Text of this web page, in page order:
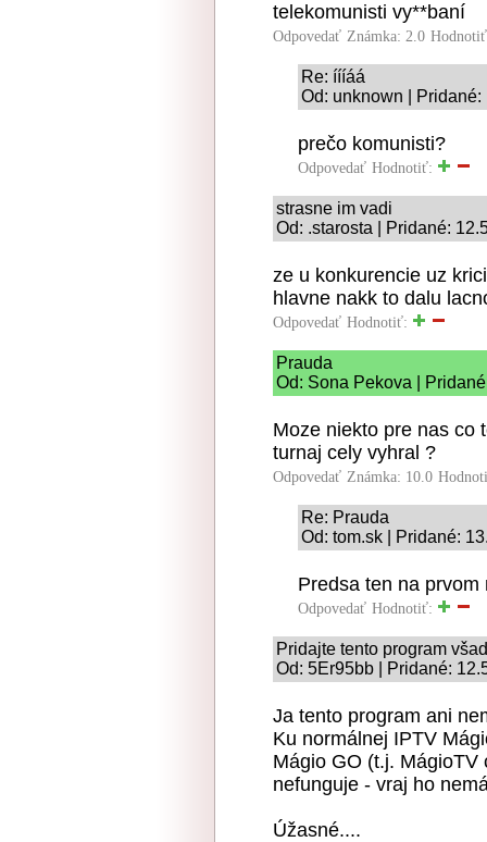
telekomunisti vy**baní
Odpovedať Známka: 2.0
Re: íííáá
Od: unknown |
prečo komunisti?
Odpovedať Hodnotiť:
strasne im vadi
Od: .starosta | Pridané:
ze u konkurencie uz
hlavne nakk to dalu
Odpovedať Hodnotiť:
Prauda
Od: Sona Pekova |
Moze niekto pre nas co
turnaj cely vyhral ?
Odpovedať Známka: 10.0
Re: Prauda
Od: tom.sk | Pridané:
Predsa ten na prvom
Odpovedať Hodnotiť:
Pridajte tento program
Od: 5Er95bb | Pridané:
Ja tento program ani
Ku normálnej IPTV
Mágio GO (t.j.
nefunguje - vraj ho
Úžasné....